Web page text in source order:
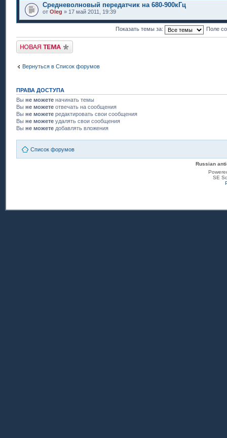
Средневолновый передатчик на 680-900кГц
от Oleg » 17 май 2011, 19:39
Показать темы за: Поле
Новая тема
Вернуться в Список форумов
ПРАВА ДОСТУПА
Вы не можете начинать темы
Вы не можете отвечать на сообщения
Вы не можете редактировать свои сообщения
Вы не можете удалять свои сообщения
Вы не можете добавлять вложения
Список форумов
Russian
SE